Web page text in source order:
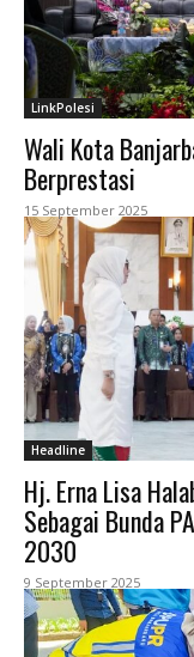
LinkPolesi
Wali Kota
Berprestasi
15 September 2025
Headline
Hj. Erna Lisa
Sebagai Bunda
2030
9 September 2025